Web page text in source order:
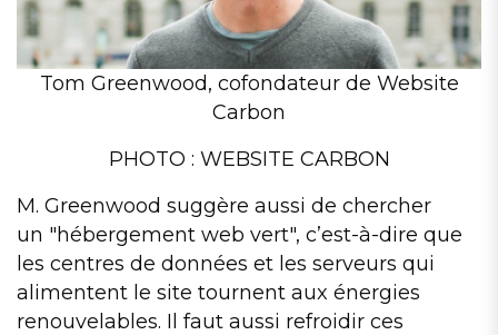
Tom Greenwood, cofondateur de Website
Carbon
PHOTO : WEBSITE CARBON
M. Greenwood suggère aussi de chercher
un
hébergement web vert , c’est-à-dire que
les centres de données et les serveurs qui
alimentent le site tournent aux énergies
renouvelables. Il faut aussi refroidir ces